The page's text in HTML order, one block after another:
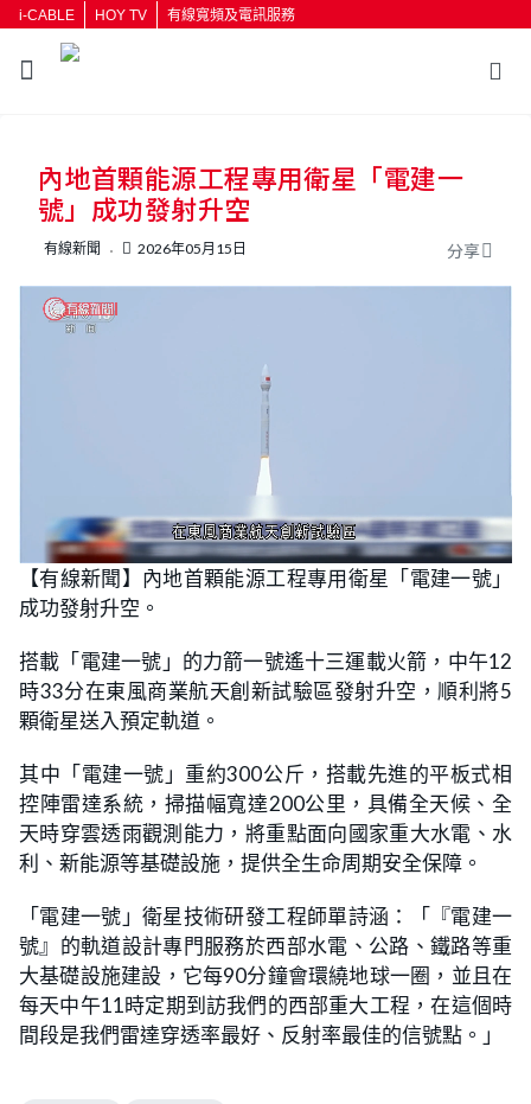
i-CABLE HOY TV 有線寬頻及電訊服務
按輸入鍵開始搜尋
內地首顆能源工程專用衛星「電建一
號」成功發射升空
有線新聞 2026年05月15日 分享
U
n
m
t
e
L
o
a
d
2
.
8
6
%
【有線新聞】內地首顆能源工程專用衛星「電建一號」
成功發射升空。
搭載「電建一號」的力箭一號遙十三運載火箭，中午12
時33分在東風商業航天創新試驗區發射升空，順利將5
顆衛星送入預定軌道。
其中「電建一號」重約300公斤，搭載先進的平板式相
控陣雷達系統，掃描幅寬達200公里，具備全天候、全
天時穿雲透雨觀測能力，將重點面向國家重大水電、水
利、新能源等基礎設施，提供全生命周期安全保障。
「電建一號」衛星技術研發工程師單詩涵：「『電建一
號』的軌道設計專門服務於西部水電、公路、鐵路等重
大基礎設施建設，它每90分鐘會環繞地球一圈，並且在
每天中午11時定期到訪我們的西部重大工程，在這個時
間段是我們雷達穿透率最好、反射率最佳的信號點。」